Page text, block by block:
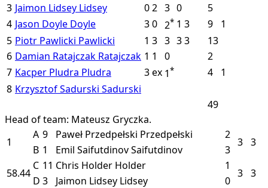
3 Jaimon Lidsey Lidsey 02 3 0
5
4 Jason Doyle Doyle 30 2* 1 3 9
1
5 Piotr Pawlicki Pawlicki 1 3 3 33
13
6 Damian Ratajczak Ratajczak 1 1 0
2
7 Kacper Pludra Pludra 3ex 1* 4
1
8 Krzysztof Sadurski Sadurski
49
Head of team: Mateusz Gryczka.
1
A 9 Paweł Przedpełski Przedpełski 2
3 3
B 1 Emil SaifutdinovSaifutdinov
3
58.44
C 11 Chris Holder Holder 1
3 3
D 3 Jaimon Lidsey Lidsey 0